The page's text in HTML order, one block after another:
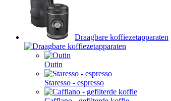
Draagbare koffiezetapparaten
Outin
Staresso - espresso